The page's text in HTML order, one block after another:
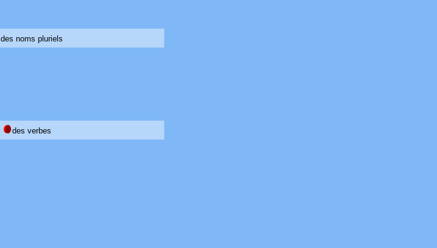
des noms pluriels
des verbes